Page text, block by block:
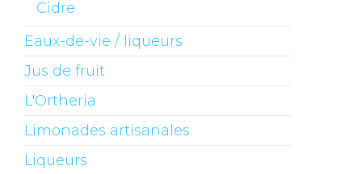
Cidre
Eaux-de-vie / liqueurs
Jus de fruit
L'Ortheria
Limonades artisanales
Liqueurs